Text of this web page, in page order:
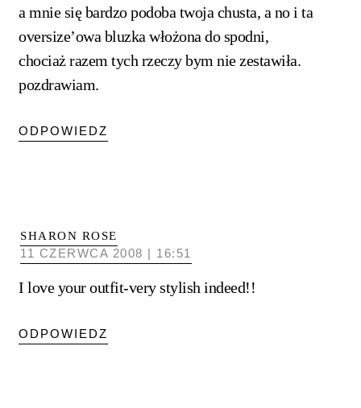
a mnie się bardzo podoba twoja chusta, a no i ta
oversize’owa bluzka włożona do spodni,
chociaż razem tych rzeczy bym nie zestawiła.
pozdrawiam.
ODPOWIEDZ
SHARON ROSE
11 CZERWCA 2008 | 16:51
I love your outfit-very stylish indeed!!
ODPOWIEDZ